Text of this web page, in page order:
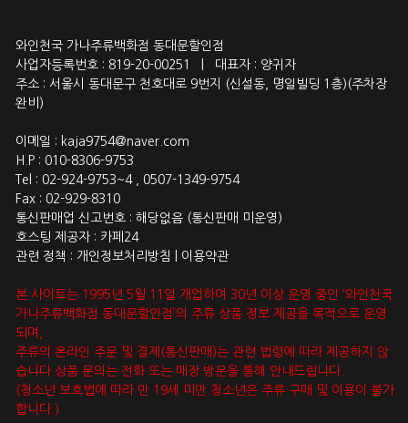
와인천국 가나주류백화점 동대문할인점
사업자등록번호 : 819-20-00251 | 대표자 : 양귀자
주소 : 서울시 동대문구 천호대로 9번지 (신설동, 명일빌딩 1층)(주차장
완비)
이메일 : kaja9754@naver.com
H.P : 010-8306-9753
Tel : 02-924-9753~4 , 0507-1349-9754
Fax : 02-929-8310
통신판매업 신고번호 : 해당없음 (통신판매 미운영)
호스팅 제공자 : 카페24
관련 정책 : 개인정보처리방침 | 이용약관
본 사이트는 1995년 5월 11일 개업하여 30년 이상 운영 중인 ‘와인천국
가나주류백화점 동대문할인점’의 주류 상품 정보 제공을 목적으로 운영
되며,
주류의 온라인 주문 및 결제(통신판매)는 관련 법령에 따라 제공하지 않
습니다.상품 문의는 전화 또는 매장 방문을 통해 안내드립니다.
(청소년 보호법에 따라 만 19세 미만 청소년은 주류 구매 및 이용이 불가
합니다.)